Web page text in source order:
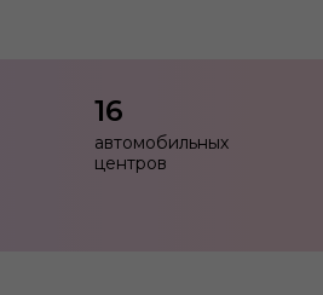
16
автомобильных
центров